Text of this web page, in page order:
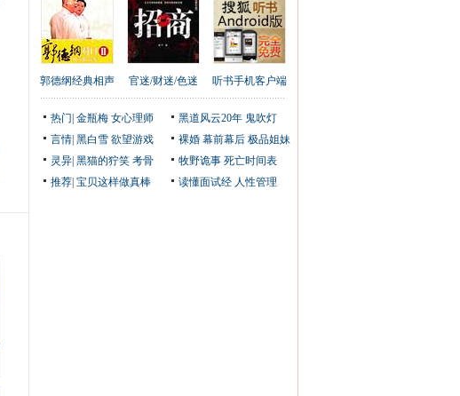
郭德纲经典相声 官迷/财迷/色迷 听书手机客户端
热门 金瓶梅 女心理师 黑道风云20年 鬼吹灯
言情 黑白雪 欲望游戏 裸婚 幕前幕后 极品姐妹
灵异 黑猫的狞笑 考骨 牧野诡事 死亡时间表
推荐 宝贝这样做真棒 读懂面试经 人性管理